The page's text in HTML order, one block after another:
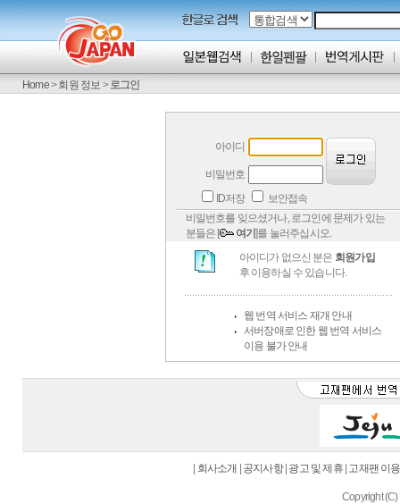
Home>회원 정보 >로그인
아이디
비밀번호
ID저장
보안접속
비밀번호를 잊으셨거나, 로그인에 문제가 있는
분들은 [
여기]를 눌러주십시오.
아이디가 없으신 분은 회원가입
후 이용하실 수 있습니다.
웹 번역 서비스 재개 안내
서버장애로 인한 웹 번역 서비스
이용 불가 안내
회사소개 공지사항| 광고 및 제휴| 고재팬 이
Copyright (C)